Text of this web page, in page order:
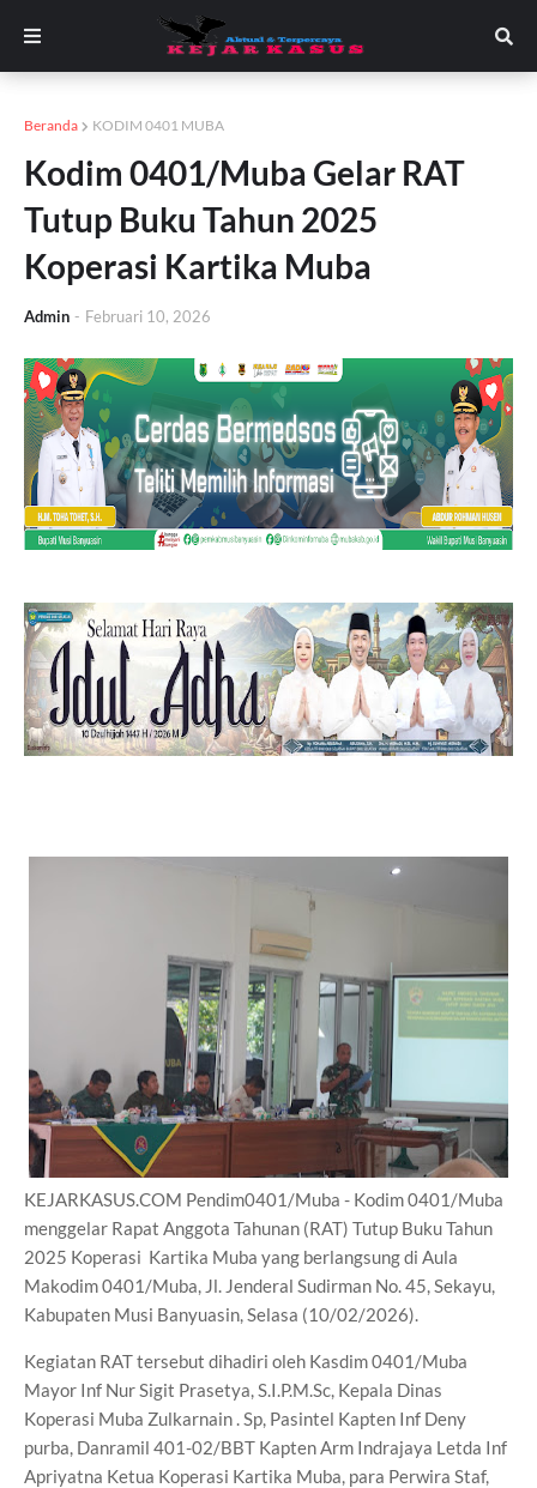
Beranda KODIM 0401 MUBA
Kodim 0401/Muba Gelar RAT
Tutup Buku Tahun 2025
Koperasi Kartika Muba
Admin - Februari 10, 2026
KEJARKASUS.COM Pendim0401/Muba - Kodim 0401/Muba
menggelar Rapat Anggota Tahunan (RAT) Tutup Buku Tahun
2025 Koperasi Kartika Muba yang berlangsung di Aula
Makodim 0401/Muba, Jl. Jenderal Sudirman No. 45, Sekayu,
Kabupaten Musi Banyuasin, Selasa (10/02/2026).
Kegiatan RAT tersebut dihadiri oleh Kasdim 0401/Muba
Mayor Inf Nur Sigit Prasetya, S.I.P.M.Sc, Kepala Dinas
Koperasi Muba Zulkarnain . Sp, Pasintel Kapten Inf Deny
purba, Danramil 401-02/BBT Kapten Arm Indrajaya Letda Inf
Apriyatna Ketua Koperasi Kartika Muba, para Perwira Staf,